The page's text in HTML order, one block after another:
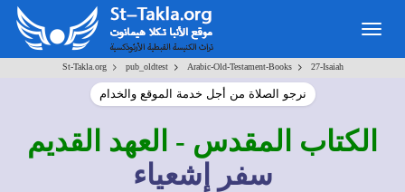
St-Takla.org> pub_oldtest> Arabic-Old-Testament-Books> 27-Isaiah
نرجو الصلاة من أجل خدمة الموقع والخدام
الكتاب المقدس - العهد القديم
سفر إشعياء